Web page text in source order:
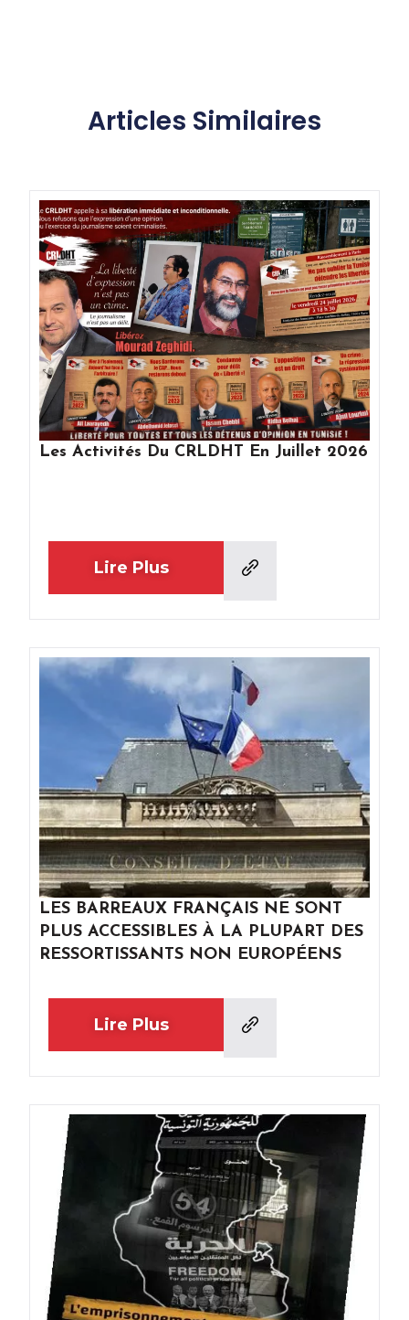
Articles Similaires
Les Activités Du CRLDHT En Juillet 2026
Lire Plus
LES BARREAUX FRANÇAIS NE SONT
PLUS ACCESSIBLES À LA PLUPART DES
RESSORTISSANTS NON EUROPÉENS
Lire Plus